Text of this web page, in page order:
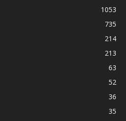
1053
735
214
213
63
52
36
35